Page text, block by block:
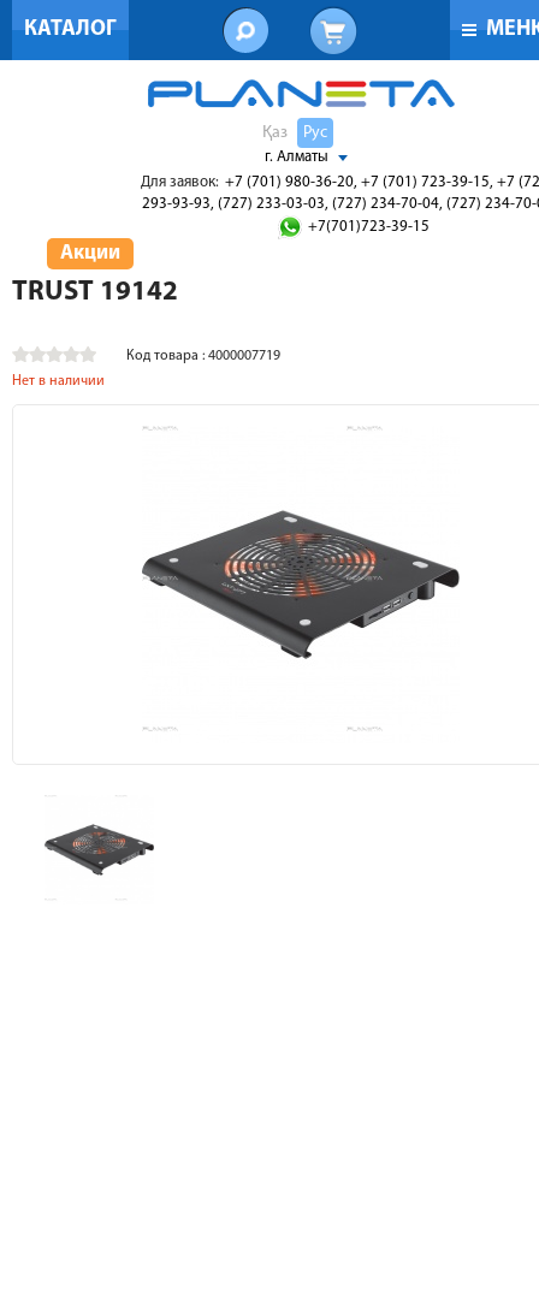
КАТАЛОГ
Қаз Рус
г. Алматы
Для заявок: +7 (701) 980-36-20, +7 (701) 723-39-15, +7
293-93-93, (727) 233-03-03, (727) 234-70-04, (727) 234-
+7(701)723-39-15
Акции
TRUST 19142
Код товара : 4000007719
Нет в наличии